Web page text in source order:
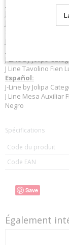
J-Line by Jolipa
J Line Beistelltisch
J-Line by Jolipa
J Line Tavolino Fien
Español:
J-Line by Jolipa
J Line Mesa Auxiliar
Negro
Spécifications
Code du produit
Code EAN
Save
Également